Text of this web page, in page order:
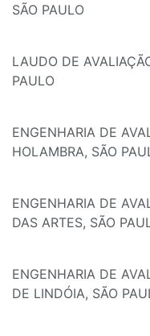
SÃO PAULO
LAUDO DE
PAULO
ENGENHARIA DE
HOLAMBRA, SÃO
ENGENHARIA DE
DAS ARTES, SÃO
ENGENHARIA DE
DE LINDÓIA, SÃO